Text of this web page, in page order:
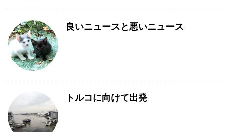
良いニュースと悪いニュース
トルコに向けて出発